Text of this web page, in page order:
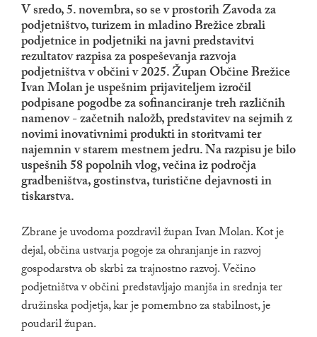
V sredo, 5. novembra, so se v prostorih Zavoda za
podjetništvo, turizem in mladino Brežice zbrali
podjetnice in podjetniki na javni predstavitvi
rezultatov razpisa za pospeševanja razvoja
podjetništva v občini v 2025. Župan Občine Brežice
Ivan Molan je uspešnim prijaviteljem izročil
podpisane pogodbe za sofinanciranje treh različnih
namenov - začetnih naložb, predstavitev na sejmih z
novimi inovativnimi produkti in storitvami ter
najemnin v starem mestnem jedru. Na razpisu je bilo
uspešnih 58 popolnih vlog, večina iz področja
gradbeništva, gostinstva, turistične dejavnosti in
tiskarstva.
Zbrane je uvodoma pozdravil župan Ivan Molan. Kot je
dejal, občina ustvarja pogoje za ohranjanje in razvoj
gospodarstva ob skrbi za trajnostno razvoj. Večino
podjetništva v občini predstavljajo manjša in srednja ter
družinska podjetja, kar je pomembno za stabilnost, je
poudaril župan.